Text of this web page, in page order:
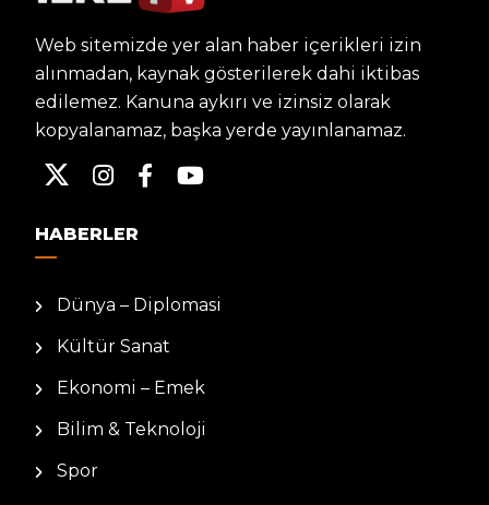
Web sitemizde yer alan haber içerikleri izin
alınmadan, kaynak gösterilerek dahi iktibas
edilemez. Kanuna aykırı ve izinsiz olarak
kopyalanamaz, başka yerde yayınlanamaz.
HABERLER
Dünya – Diplomasi
Kültür Sanat
Ekonomi – Emek
Bilim & Teknoloji
Spor